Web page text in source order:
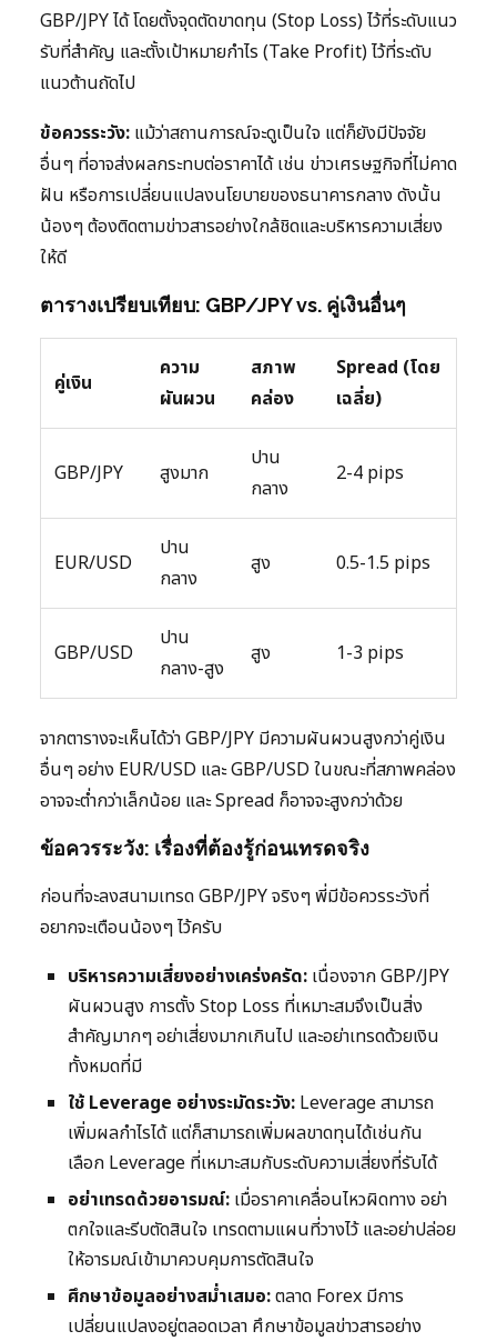
GBP/JPY ได้ โดยตั้งจุดตัดขาดทุน (Stop Loss) ไว้ที่ระดับแนว
รับที่สำคัญ และตั้งเป้าหมายกำไร (Take Profit) ไว้ที่ระดับ
แนวต้านถัดไป
ข้อควรระวัง: แม้ว่าสถานการณ์จะดูเป็นใจ แต่ก็ยังมีปัจจัย
อื่นๆ ที่อาจส่งผลกระทบต่อราคาได้ เช่น ข่าวเศรษฐกิจที่ไม่คาด
ฝัน หรือการเปลี่ยนแปลงนโยบายของธนาคารกลาง ดังนั้น
น้องๆ ต้องติดตามข่าวสารอย่างใกล้ชิดและบริหารความเสี่ยง
ให้ดี
ตารางเปรียบเทียบ: GBP/JPY vs. คู่เงินอื่นๆ
คู่เงิน
ความ
ผันผวน
สภาพ
คล่อง
Spread (โดย
เฉลี่ย)
GBP/JPY สูงมาก
ปาน
กลาง
2-4 pips
EUR/USD
ปาน
กลาง
สูง 0.5-1.5 pips
GBP/USD
ปาน
กลาง-สูง
สูง 1-3 pips
จากตารางจะเห็นได้ว่า GBP/JPY มีความผันผวนสูงกว่าคู่เงิน
อื่นๆ อย่าง EUR/USD และ GBP/USD ในขณะที่สภาพคล่อง
อาจจะต่ำกว่าเล็กน้อย และ Spread ก็อาจจะสูงกว่าด้วย
ข้อควรระวัง: เรื่องที่ต้องรู้ก่อนเทรดจริง
ก่อนที่จะลงสนามเทรด GBP/JPY จริงๆ พี่มีข้อควรระวังที่
อยากจะเตือนน้องๆ ไว้ครับ
บริหารความเสี่ยงอย่างเคร่งครัด: เนื่องจาก GBP/JPY
ผันผวนสูง การตั้ง Stop Loss ที่เหมาะสมจึงเป็นสิ่ง
สำคัญมากๆ อย่าเสี่ยงมากเกินไป และอย่าเทรดด้วยเงิน
ทั้งหมดที่มี
ใช้ Leverage อย่างระมัดระวัง: Leverage สามารถ
เพิ่มผลกำไรได้ แต่ก็สามารถเพิ่มผลขาดทุนได้เช่นกัน
เลือก Leverage ที่เหมาะสมกับระดับความเสี่ยงที่รับได้
อย่าเทรดด้วยอารมณ์: เมื่อราคาเคลื่อนไหวผิดทาง อย่า
ตกใจและรีบตัดสินใจ เทรดตามแผนที่วางไว้ และอย่าปล่อย
ให้อารมณ์เข้ามาควบคุมการตัดสินใจ
ศึกษาข้อมูลอย่างสม่ำเสมอ:ตลาด Forex มีการ
เปลี่ยนแปลงอยู่ตลอดเวลา ศึกษาข้อมูลข่าวสารอย่าง